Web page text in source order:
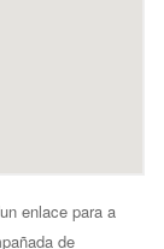
enlace para a
de